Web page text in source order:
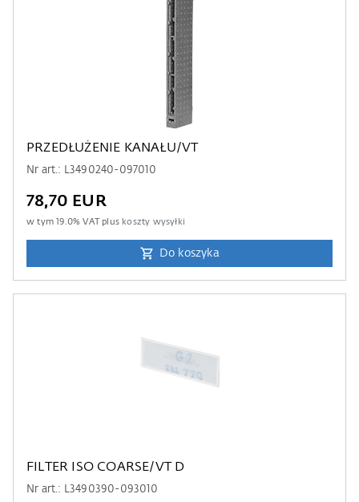
PRZEDŁUŻENIE KANAŁU/VT
Nr art.: L3490240-097010
78,70 EUR
w tym19.0% VAT plus koszty wysyłki
Do koszyka
FILTER ISO COARSE/VT D
Nr art.: L3490390-093010